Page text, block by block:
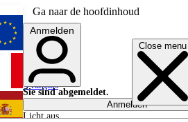
Ga naar de hoofdinhoud
Close menu
English
Français
Anmelden
Sie sind abgemeldet.
Anmelden
Licht aus